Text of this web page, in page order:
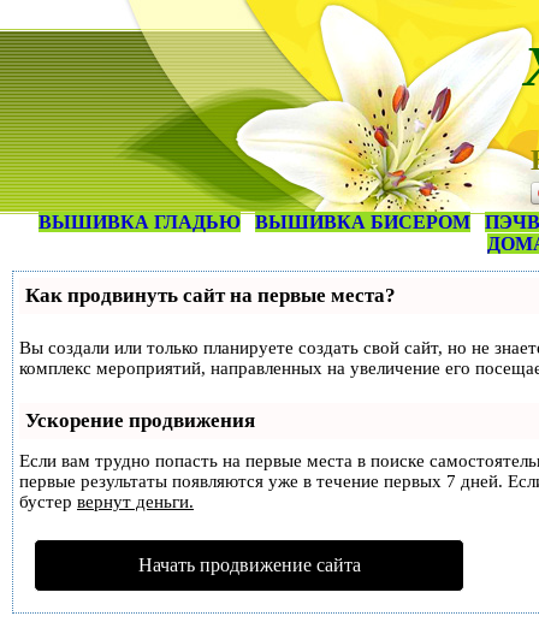
ВЫШИВКА ГЛАДЬЮ ВЫШИВКА БИСЕРОМ
Как продвинуть сайт на первые места?
Вы создали или только планируете создать свой сайт, но не
комплекс мероприятий, направленных на увеличение его
Ускорение продвижения
Если вам трудно попасть на первые места в поиске
первые результаты появляются уже в течение первых 7 дней.
бустер вернут деньги.
Начать продвижение сайта